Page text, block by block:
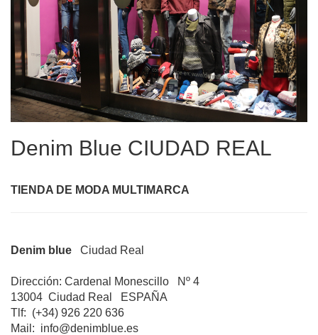
Denim Blue CIUDAD REAL
TIENDA DE MODA MULTIMARCA
Denim blue Ciudad Real
Dirección: Cardenal Monescillo Nº 4
13004 Ciudad Real ESPAÑA
Tlf: (+34) 926 220 636
Mail: info@denimblue.es